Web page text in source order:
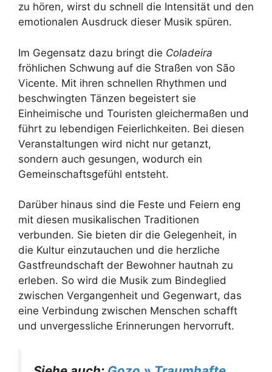
zu hören, wirst du schnell die Intensität und den
emotionalen Ausdruck dieser Musik spüren.
Im Gegensatz dazu bringt die Coladeira
fröhlichen Schwung auf die Straßen von São
Vicente. Mit ihren schnellen Rhythmen und
beschwingten Tänzen begeistert sie
Einheimische und Touristen gleichermaßen und
führt zu lebendigen Feierlichkeiten. Bei diesen
Veranstaltungen wird nicht nur getanzt,
sondern auch gesungen, wodurch ein
Gemeinschaftsgefühl entsteht.
Darüber hinaus sind die Feste und Feiern eng
mit diesen musikalischen Traditionen
verbunden. Sie bieten dir die Gelegenheit, in
die Kultur einzutauchen und die herzliche
Gastfreundschaft der Bewohner hautnah zu
erleben. So wird die Musik zum Bindeglied
zwischen Vergangenheit und Gegenwart, das
eine Verbindung zwischen Menschen schafft
und unvergessliche Erinnerungen hervorruft.